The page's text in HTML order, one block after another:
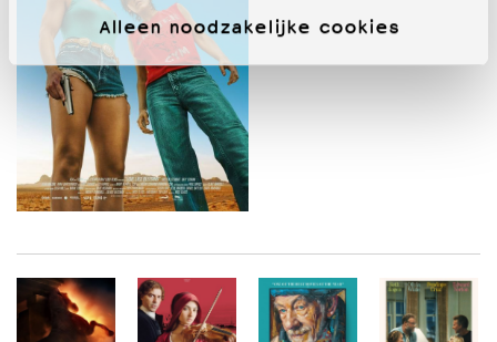
Alleen noodzakelijke cookies